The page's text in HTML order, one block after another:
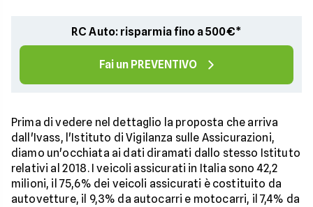
RC Auto: risparmia fino a 500€*
Fai un PREVENTIVO
Prima di vedere nel dettaglio la proposta che arriva
dall'Ivass, l'Istituto di Vigilanza sulle Assicurazioni,
diamo un'occhiata ai dati diramati dallo stesso Istituto
relativi al 2018. I veicoli assicurati in Italia sono 42,2
milioni, il 75,6% dei veicoli assicurati è costituito da
autovetture, il 9,3% da autocarri e motocarri, il 7,4% da